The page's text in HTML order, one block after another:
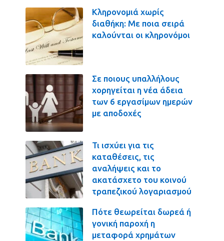
Κληρονομιά χωρίς
διαθήκη: Με ποια σειρά
καλούνται οι κληρονόμοι
Σε ποιους υπαλλήλους
χορηγείται η νέα άδεια
των 6 εργασίμων ημερών
με αποδοχές
Τι ισχύει για τις
καταθέσεις, τις
αναλήψεις και το
ακατάσχετο του κοινού
τραπεζικού λογαριασμού
Πότε θεωρείται δωρεά ή
γονική παροχή η
μεταφορά χρημάτων